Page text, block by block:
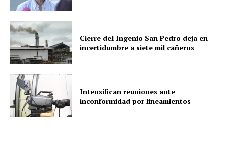
Cierre del Ingenio San Pedro deja en
incertidumbre a siete mil cañeros
Intensifican reuniones ante
inconformidad por lineamientos